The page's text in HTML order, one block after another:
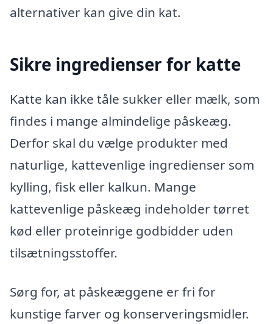
alternativer kan give din kat.
Sikre ingredienser for katte
Katte kan ikke tåle sukker eller mælk, som
findes i mange almindelige påskeæg.
Derfor skal du vælge produkter med
naturlige, kattevenlige ingredienser som
kylling, fisk eller kalkun. Mange
kattevenlige påskeæg indeholder tørret
kød eller proteinrige godbidder uden
tilsætningsstoffer.
Sørg for, at påskeæggene er fri for
kunstige farver og konserveringsmidler.